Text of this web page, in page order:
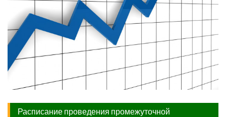
Расписание проведения промежуточной